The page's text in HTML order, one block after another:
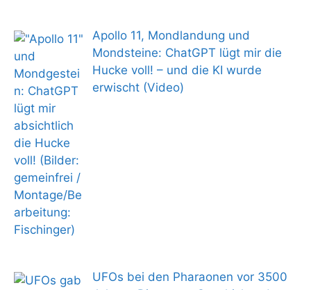
Apollo 11, Mondlandung und
Mondsteine: ChatGPT lügt mir die
Hucke voll! – und die KI wurde
erwischt (Video)
UFOs bei den Pharaonen vor 3500